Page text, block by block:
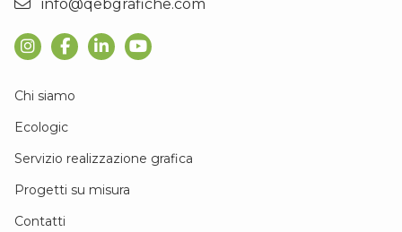
info@qebgrafiche.com
Chi siamo
Ecologic
Servizio realizzazione grafica
Progetti su misura
Contatti